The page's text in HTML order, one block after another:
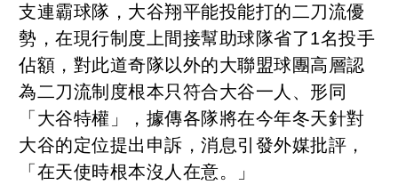
支連霸球隊，大谷翔平能投能打的二刀流優
勢，在現行制度上間接幫助球隊省了1名投手
佔額，對此道奇隊以外的大聯盟球團高層認
為二刀流制度根本只符合大谷一人、形同
「大谷特權」，據傳各隊將在今年冬天針對
大谷的定位提出申訴，消息引發外媒批評，
「在天使時根本沒人在意。」